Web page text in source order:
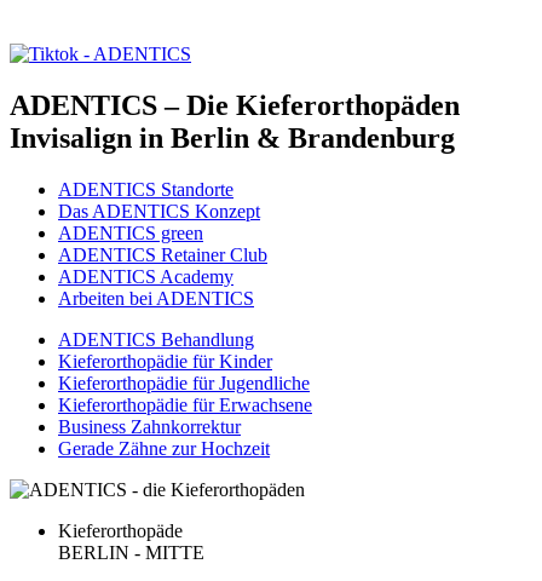
ADENTICS – Die Kieferorthopäden
Invisalign in Berlin & Brandenburg
ADENTICS Standorte
Das ADENTICS Konzept
ADENTICS green
ADENTICS Retainer Club
ADENTICS Academy
Arbeiten bei ADENTICS
ADENTICS Behandlung
Kieferorthopädie für Kinder
Kieferorthopädie für Jugendliche
Kieferorthopädie für Erwachsene
Business Zahnkorrektur
Gerade Zähne zur Hochzeit
Kieferorthopäde
BERLIN - MITTE